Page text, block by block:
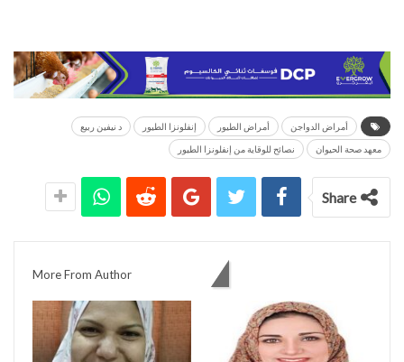
أمراض الدواجن أمراض الطيور إنفلونزا الطيور د نيفين ربيع
معهد صحة الحيوان نصائح للوقاية من إنفلونزا الطيور
Share
More From Author